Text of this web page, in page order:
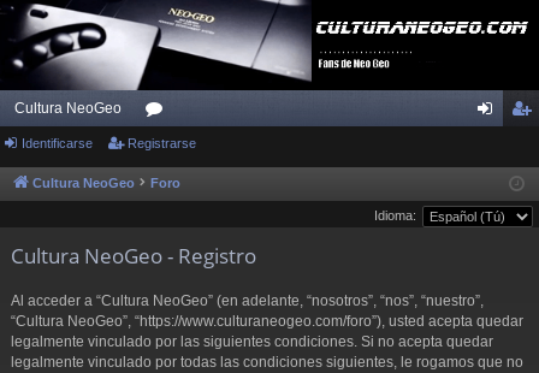
Cultura NeoGeo
or
os
fic
ist
ra
Identificarse Registrarse
Cultura NeoGeo Foro
Idioma:
Cultura NeoGeo - Registro
Al acceder a “Cultura NeoGeo” (en adelante, “nosotros”, “nos”, “nuestro”,
“Cultura NeoGeo”, “https://www.culturaneogeo.com/foro”), usted acepta quedar
legalmente vinculado por las siguientes condiciones. Si no acepta quedar
legalmente vinculado por todas las condiciones siguientes, le rogamos que no